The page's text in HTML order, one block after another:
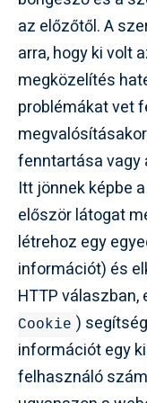
az előzőtől. A
arra, hogy ki volt
megközelítés
problémákat vet
fenntartása vagy
Itt jönnek képbe
először látogat
létrehoz egy
információt) és
HTTP
Cookie )
információt egy
felhasználó